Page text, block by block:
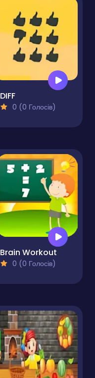
DIFF
0 (0 Голосів)
Brain Workout
0 (0 Голосів)